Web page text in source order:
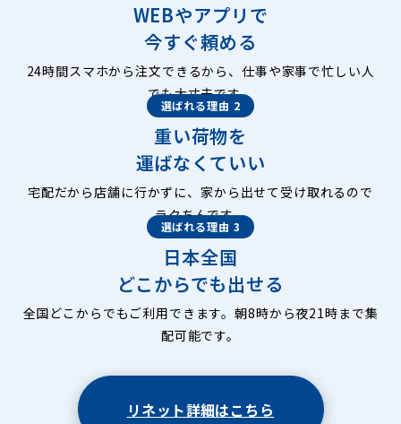
WEBやアプリで
今すぐ頼める
24時間スマホから注文できるから、仕事や家事で忙しい人
でも大丈夫です。
選ばれる理由 2
重い荷物を
運ばなくていい
宅配だから店舗に行かずに、家から出せて受け取れるので
ラクちんです。
選ばれる理由 3
日本全国
どこからでも出せる
全国どこからでもご利用できます。朝8時から夜21時まで集
配可能です。
リネット詳細はこちら